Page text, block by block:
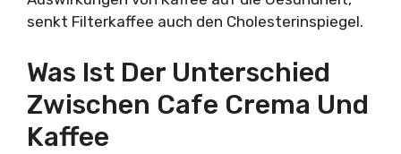
senkt Filterkaffee auch den Cholesterinspiegel.
Was Ist Der Unterschied
Zwischen Cafe Crema Und
Kaffee